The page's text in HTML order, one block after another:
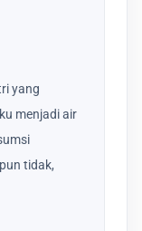
yang
menjadi air
tidak,